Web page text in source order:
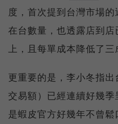
度，首次提到台灣市場
在台數量，也透露店到
上，且每單成本降低了三
更重要的是，李小冬指
交易額）已經連續好幾
是蝦皮官方好幾年不曾鬆